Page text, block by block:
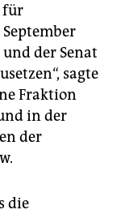
für
der Senat
sagte
Fraktion
in der
der
die